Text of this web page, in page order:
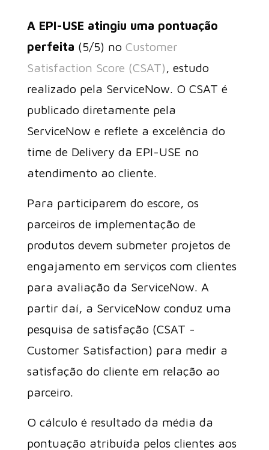
A EPI-USE atingiu uma pontuação
perfeita (5/5) no Customer
Satisfaction Score (CSAT), estudo
realizado pela ServiceNow. O CSAT é
publicado diretamente pela
ServiceNow e reflete a excelência do
time de Delivery da EPI-USE no
atendimento ao cliente.
Para participarem do escore, os
parceiros de implementação de
produtos devem submeter projetos de
engajamento em serviços com clientes
para avaliação da ServiceNow. A
partir daí, a ServiceNow conduz uma
pesquisa de satisfação (CSAT -
Customer Satisfaction) para medir a
satisfação do cliente em relação ao
parceiro.
O cálculo é resultado da média da
pontuação atribuída pelos clientes aos